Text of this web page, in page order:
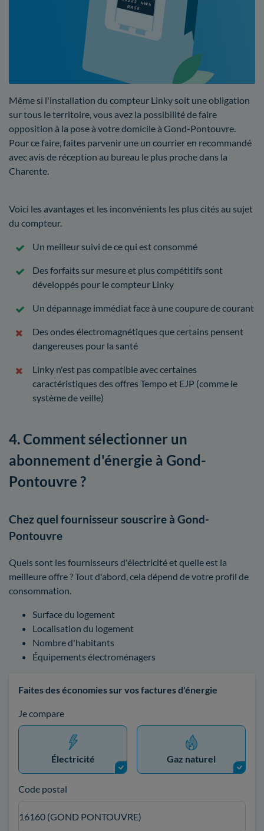
Même si l'installation du compteur Linky soit une obligation
sur tous le territoire, vous avez la possibilité de faire
opposition à la pose à votre domicile à Gond-Pontouvre.
Pour ce faire, faites parvenir une un courrier en recommandé
avec avis de réception au bureau le plus proche dans la
Charente.
Voici les avantages et les inconvénients les plus cités au sujet
du compteur.
Un meilleur suivi de ce qui est consommé
Des forfaits sur mesure et plus compétitifs sont
développés pour le compteur Linky
Un dépannage immédiat face à une coupure de courant
Des ondes électromagnétiques que certains pensent
dangereuses pour la santé
Linky n'est pas compatible avec certaines
caractéristiques des offres Tempo et EJP (comme le
système de veille)
4. Comment sélectionner un
abonnement d'énergie à Gond-
Pontouvre ?
Chez quel fournisseur souscrire à Gond-
Pontouvre
Quels sont les fournisseurs d'électricité et quelle est la
meilleure offre ? Tout d'abord, cela dépend de votre profil de
consommation.
Surface du logement
Localisation du logement
Nombre d'habitants
Équipements électroménagers
Faites des économies sur vos factures d'énergie
Je compare
Électricité Gaz naturel
Code postal
16160 (GOND PONTOUVRE)